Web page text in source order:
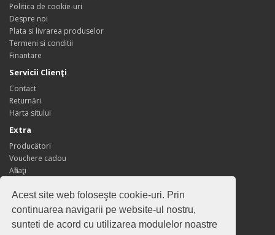
Acest site web foloseşte cookie-uri. Prin
continuarea navigarii pe website-ul nostru,
sunteti de acord cu utilizarea modulelor noastre
Politica de cookie-uri
Despre noi
Plata si livrarea produselor
Termeni si conditii
Finantare
Servicii Clienţi
Contact
Returnări
Harta sitului
Extra
Producători
Vouchere cadou
Afiliaţi
Contul meu
Contul meu
Istoric comenzi